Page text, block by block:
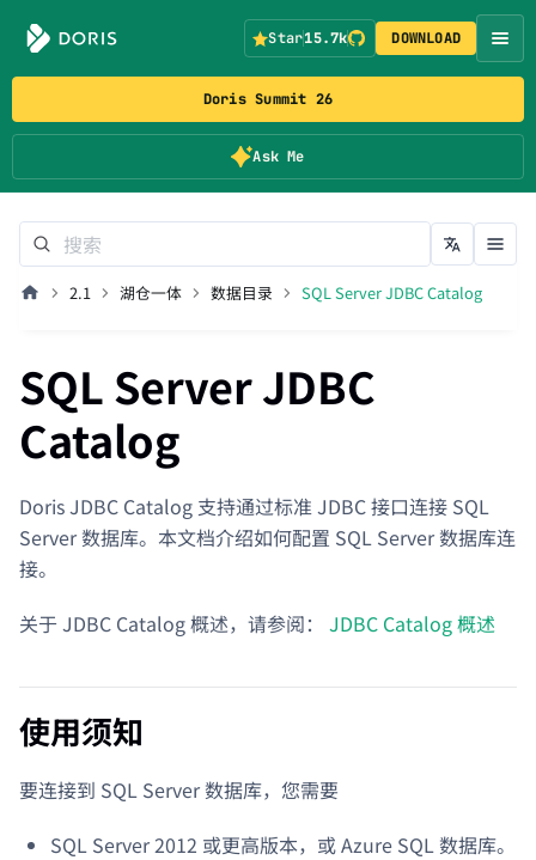
Doris Summit 26
Ask Me
Star15.7k DOWNLOAD
2.1 湖仓一体 数据目录 SQL Server JDBC Catalog
SQL Server JDBC
Catalog
Doris JDBC Catalog 支持通过标准 JDBC 接口连接 SQL
Server 数据库。本文档介绍如何配置 SQL Server 数据库连
接。
关于 JDBC Catalog 概述，请参阅：
JDBC Catalog 概述
使用须知
要连接到 SQL Server 数据库，您需要
SQL Server 2012 或更高版本，或 Azure SQL 数据库。